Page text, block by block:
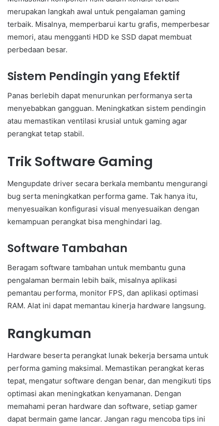
merupakan langkah awal untuk pengalaman gaming
terbaik. Misalnya, memperbarui kartu grafis, memperbesar
memori, atau mengganti HDD ke SSD dapat membuat
perbedaan besar.
Sistem Pendingin yang Efektif
Panas berlebih dapat menurunkan performanya serta
menyebabkan gangguan. Meningkatkan sistem pendingin
atau memastikan ventilasi krusial untuk gaming agar
perangkat tetap stabil.
Trik Software Gaming
Mengupdate driver secara berkala membantu mengurangi
bug serta meningkatkan performa game. Tak hanya itu,
menyesuaikan konfigurasi visual menyesuaikan dengan
kemampuan perangkat bisa menghindari lag.
Software Tambahan
Beragam software tambahan untuk membantu guna
pengalaman bermain lebih baik, misalnya aplikasi
pemantau performa, monitor FPS, dan aplikasi optimasi
RAM. Alat ini dapat memantau kinerja hardware langsung.
Rangkuman
Hardware beserta perangkat lunak bekerja bersama untuk
performa gaming maksimal. Memastikan perangkat keras
tepat, mengatur software dengan benar, dan mengikuti tips
optimasi akan meningkatkan kenyamanan. Dengan
memahami peran hardware dan software, setiap gamer
dapat bermain game lancar. Jangan ragu mencoba tips ini